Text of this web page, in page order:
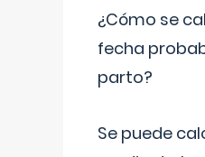
¿Cómo se
fecha
parto?
Se puede